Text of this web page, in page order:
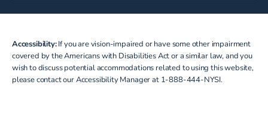
Accessibility:If you are vision-impaired or have some other impairment
covered by the Americans with Disabilities Act or a similar law, and you
wish to discuss potential accommodations related to using this website,
please contact our Accessibility Manager at 1-888-444-NYSI.